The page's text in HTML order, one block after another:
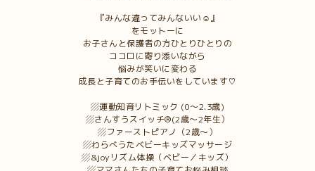
『みんな違ってみんないい☺︎』
をモットーに
お子さんと保護者の方ひとりひとりの
ココロに寄り添いながら
悩みが笑いに変わる
成長と子育てのお手伝いをしています♡
▨運動知育リトミック (0〜2.3歳)
▨さんすうスイッチ®︎(2歳〜2年生）
▨ファーストピアノ（2歳〜）
▨わらべうたベビーキッズマッサージ
▨&joyリズム体操（ベビー／キッズ）